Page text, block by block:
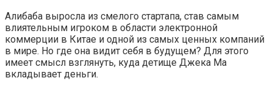
Алибаба выросла из смелого стартапа, став самым
влиятельным игроком в области электронной
коммерции в Китае и одной из самых ценных компаний
в мире. Но где она видит себя в будущем? Для этого
имеет смысл взглянуть, куда детище Джека Ма
вкладывает деньги.